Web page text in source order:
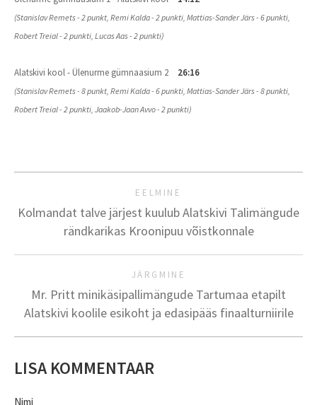
(Stanislav Remets - 2 punkt, Remi Kalda - 2 punkti, Mattias-Sander Järs - 6 punkti,
Robert Treial - 2 punkti, Lucas Aas - 2 punkti)
Alatskivi kool - Ülenurme gümnaasium 2 26:16
(Stanislav Remets - 8 punkt, Remi Kalda - 6 punkti, Mattias-Sander Järs - 8 punkti,
Robert Treial - 2 punkti, Jaakob-Jaan Avvo - 2 punkti)
EELMINE
Kolmandat talve järjest kuulub Alatskivi Talimängude
rändkarikas Kroonipuu võistkonnale
JÄRGMINE
Mr. Pritt minikäsipallimängude Tartumaa etapilt
Alatskivi koolile esikoht ja edasipääs finaalturniirile
LISA KOMMENTAAR
Nimi